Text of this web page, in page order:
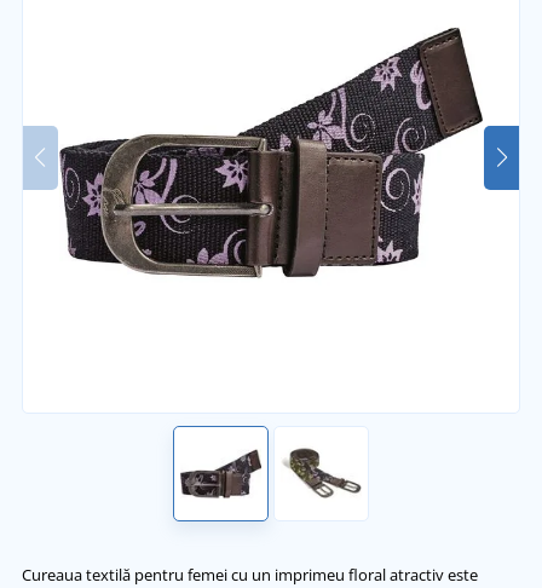
Cureaua textilă pentru femei cu un imprimeu floral atractiv este